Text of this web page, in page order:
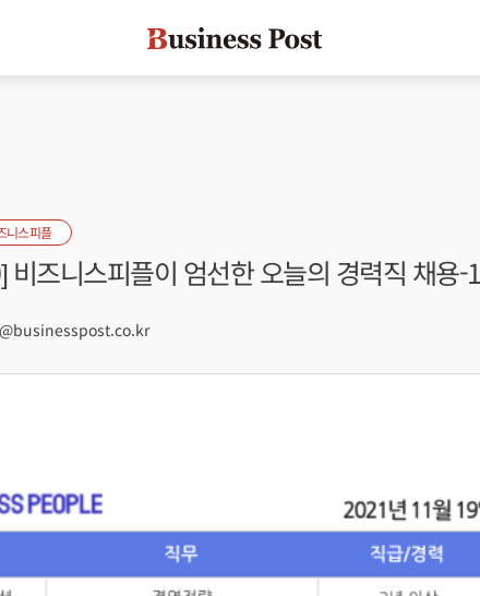
니스피플
즈니스피플이 엄선한 오늘의 경력직 채용-